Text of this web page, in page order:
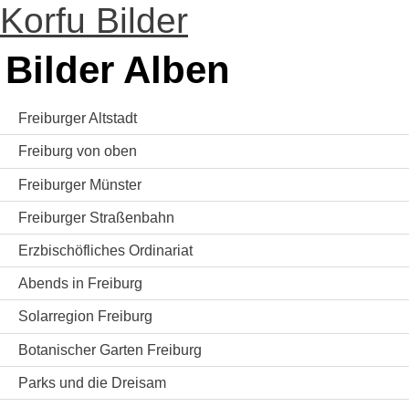
Korfu Bilder
Bilder Alben
Freiburger Altstadt
Freiburg von oben
Freiburger Münster
Freiburger Straßenbahn
Erzbischöfliches Ordinariat
Abends in Freiburg
Solarregion Freiburg
Botanischer Garten Freiburg
Parks und die Dreisam